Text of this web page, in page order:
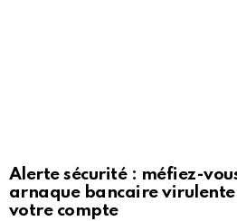
Alerte sécurité : méfiez-
arnaque bancaire
votre compte